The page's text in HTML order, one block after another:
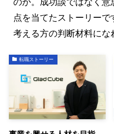
点を当てたストーリー
考える方の判断材料にな
転職ストーリー